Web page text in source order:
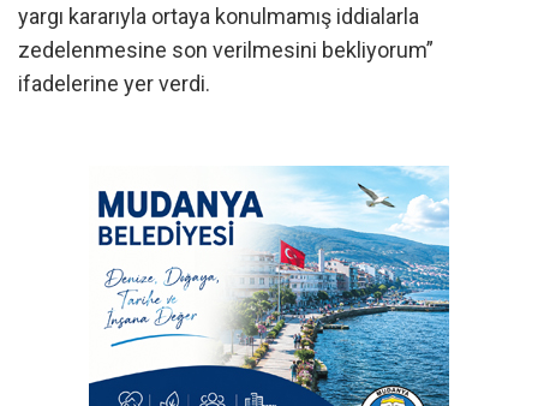
yargı kararıyla ortaya konulmamış iddialarla
zedelenmesine son verilmesini bekliyorum”
ifadelerine yer verdi.